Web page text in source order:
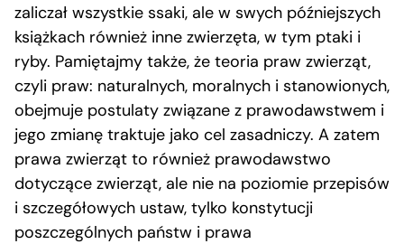
zaliczał wszystkie ssaki, ale w swych późniejszych
książkach również inne zwierzęta, w tym ptaki i
ryby. Pamiętajmy także, że teoria praw zwierząt,
czyli praw: naturalnych, moralnych i stanowionych,
obejmuje postulaty związane z prawodawstwem i
jego zmianę traktuje jako cel zasadniczy. A zatem
prawa zwierząt to również prawodawstwo
dotyczące zwierząt, ale nie na poziomie przepisów
i szczegółowych ustaw, tylko konstytucji
poszczególnych państw i prawa